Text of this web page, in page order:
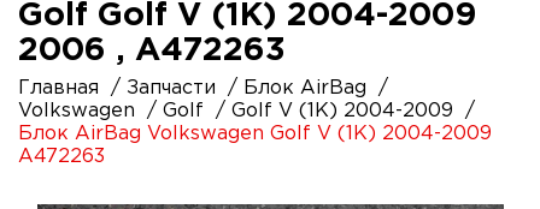
Golf Golf V (1K) 2004-2009
2006 , A472263
Главная Запчасти
Блок AirBag
Volkswagen
Golf
Golf V (1K) 2004-2009
Блок AirBag Volkswagen Golf V (1K) 2004-2009
A472263